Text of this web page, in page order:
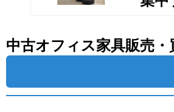
中古オフィス家具販売